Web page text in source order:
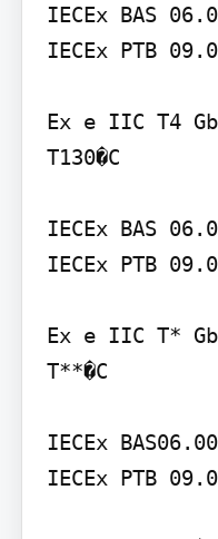
IECEx BAS
IECEx PTB
Ex e IIC T4
T130�C
IECEx BAS
IECEx PTB
Ex e IIC T*
T**�C
IECEx
IECEx PTB